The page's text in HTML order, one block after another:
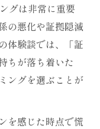
グは非常に重要
の悪化や証拠隠滅
体験談では、「証
ちが落ち着いた
ングを選ぶことが
を感じた時点で慌